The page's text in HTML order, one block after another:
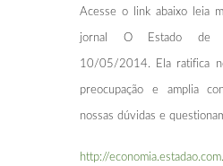
Acesse o link abaixo leia
jornal O Estado de
10/05/2014. Ela ratifica
preocupação e amplia
nossas dúvidas e
http://